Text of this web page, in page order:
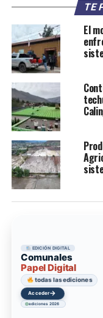
TE
El
EDICIÓN DIGITAL
Comunales
Papel Digital
todas las ediciones
Acceder→
ediciones 2026